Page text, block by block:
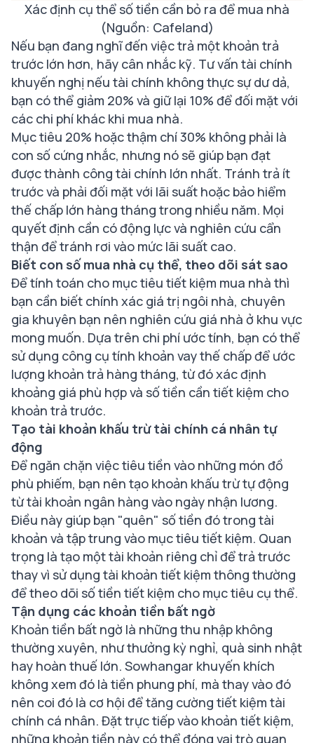
Xác định cụ thể số tiền cần bỏ ra để mua nhà
(Nguồn: Cafeland)
Nếu bạn đang nghĩ đến việc trả một khoản trả
trước lớn hơn, hãy cân nhắc kỹ. Tư vấn tài chính
khuyến nghị nếu tài chính không thực sự dư dả,
bạn có thể giảm 20% và giữ lại 10% để đối mặt với
các chi phí khác khi mua nhà.
Mục tiêu 20% hoặc thậm chí 30% không phải là
con số cứng nhắc, nhưng nó sẽ giúp bạn đạt
được thành công tài chính lớn nhất. Tránh trả ít
trước và phải đối mặt với lãi suất hoặc bảo hiểm
thế chấp lớn hàng tháng trong nhiều năm. Mọi
quyết định cần có động lực và nghiên cứu cẩn
thận để tránh rơi vào mức lãi suất cao.
Biết con số mua nhà cụ thể, theo dõi sát sao
Để tính toán cho mục tiêu tiết kiệm mua nhà thì
bạn cần biết chính xác giá trị ngôi nhà, chuyên
gia khuyên bạn nên nghiên cứu giá nhà ở khu vực
mong muốn. Dựa trên chi phí ước tính, bạn có thể
sử dụng công cụ tính khoản vay thế chấp để ước
lượng khoản trả hàng tháng, từ đó xác định
khoảng giá phù hợp và số tiền cần tiết kiệm cho
khoản trả trước.
Tạo tài khoản khấu trừ tài chính cá nhân tự
động
Để ngăn chặn việc tiêu tiền vào những món đồ
phù phiếm, bạn nên tạo khoản khấu trừ tự động
từ tài khoản ngân hàng vào ngày nhận lương.
Điều này giúp bạn "quên" số tiền đó trong tài
khoản và tập trung vào mục tiêu tiết kiệm. Quan
trọng là tạo một tài khoản riêng chỉ để trả trước
thay vì sử dụng tài khoản tiết kiệm thông thường
để theo dõi số tiền tiết kiệm cho mục tiêu cụ thể.
Tận dụng các khoản tiền bất ngờ
Khoản tiền bất ngờ là những thu nhập không
thường xuyên, như thưởng kỳ nghỉ, quà sinh nhật
hay hoàn thuế lớn. Sowhangar khuyến khích
không xem đó là tiền phung phí, mà thay vào đó
nên coi đó là cơ hội để tăng cường tiết kiệm tài
chính cá nhân. Đặt trực tiếp vào khoản tiết kiệm,
những khoản tiền này có thể đóng vai trò quan